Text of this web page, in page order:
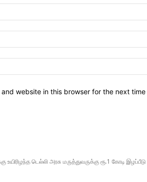
and website in this browser for the next